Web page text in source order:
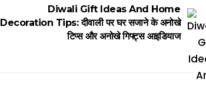
Diwali Gift Ideas And Home
Decoration Tips: दीवाली पर घर सजाने के अनोखे
टिप्स और अनोखे गिफ्ट्स आइडियाज